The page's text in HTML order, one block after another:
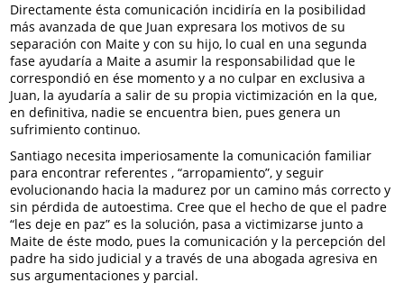
Directamente ésta comunicación incidiría en la posibilidad
más avanzada de que Juan expresara los motivos de su
separación con Maite y con su hijo, lo cual en una segunda
fase ayudaría a Maite a asumir la responsabilidad que le
correspondió en ése momento y a no culpar en exclusiva a
Juan, la ayudaría a salir de su propia victimización en la que,
en definitiva, nadie se encuentra bien, pues genera un
sufrimiento continuo.
Santiago necesita imperiosamente la comunicación familiar
para encontrar referentes , “arropamiento”, y seguir
evolucionando hacia la madurez por un camino más correcto y
sin pérdida de autoestima. Cree que el hecho de que el padre
“les deje en paz” es la solución, pasa a victimizarse junto a
Maite de éste modo, pues la comunicación y la percepción del
padre ha sido judicial y a través de una abogada agresiva en
sus argumentaciones y parcial.